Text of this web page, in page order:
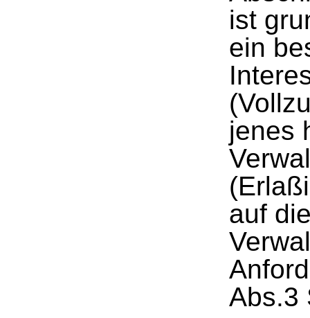
ist
ein
jenes
auf
Abs.3